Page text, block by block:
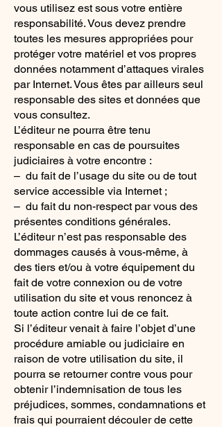
vous utilisez est sous votre entière
responsabilité. Vous devez prendre
toutes les mesures appropriées pour
protéger votre matériel et vos propres
données notamment d’attaques virales
par Internet. Vous êtes par ailleurs seul
responsable des sites et données que
vous consultez.
L’éditeur ne pourra être tenu
responsable en cas de poursuites
judiciaires à votre encontre :
– du fait de l’usage du site ou de tout
service accessible via Internet ;
– du fait du non-respect par vous des
présentes conditions générales.
L’éditeur n’est pas responsable des
dommages causés à vous-même, à
des tiers et/ou à votre équipement du
fait de votre connexion ou de votre
utilisation du site et vous renoncez à
toute action contre lui de ce fait.
Si l’éditeur venait à faire l’objet d’une
procédure amiable ou judiciaire en
raison de votre utilisation du site, il
pourra se retourner contre vous pour
obtenir l’indemnisation de tous les
préjudices, sommes, condamnations et
frais qui pourraient découler de cette